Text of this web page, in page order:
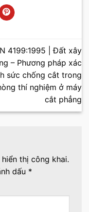
4199:1995 | Đất xây
– Phương pháp xác
sức chống cắt trong
thí nghiệm ở máy
cắt phẳng
thị công khai.
dấu *